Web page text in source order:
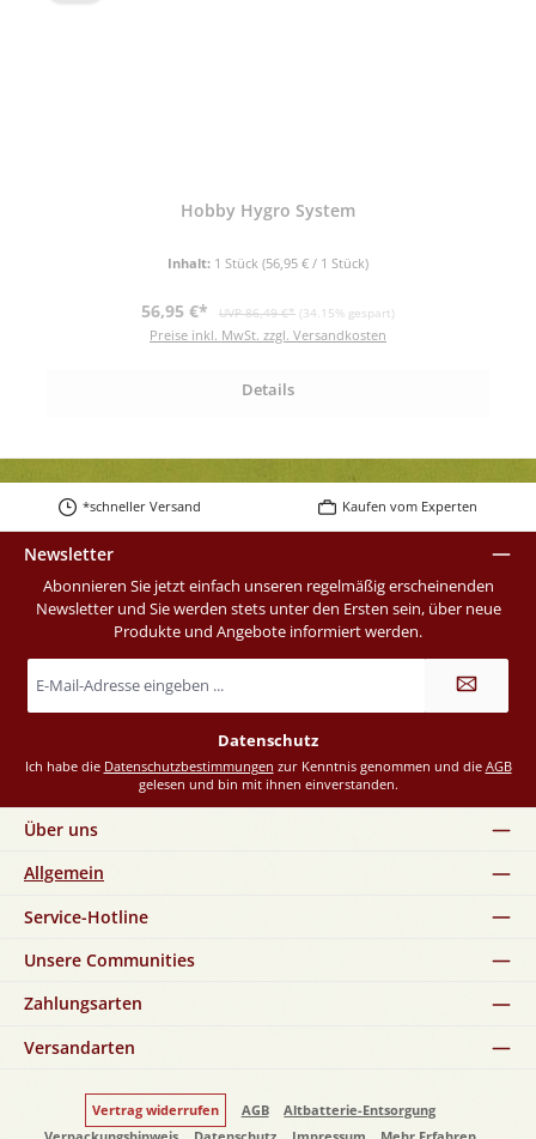
Hobby Hygro System
Inhalt: 1 Stück (56,95 € / 1 Stück)
Verkaufspreis:
56,95 €* Regulärer Preis:
UVP 86,49 €* (34.15% gespart)
Preise inkl. MwSt. zzgl. Versandkosten
Details
*schneller Versand Kaufen vom Experten
Newsletter
Abonnieren Sie jetzt einfach unseren regelmäßig erscheinenden
Newsletter und Sie werden stets unter den Ersten sein, über neue
Produkte und Angebote informiert werden.
E-
Mail-
Datenschutz
Ich habe die Datenschutzbestimmungen zur Kenntnis genommen und die AGB
gelesen und bin mit ihnen einverstanden.
Über uns
Allgemein
Service-Hotline
Unsere Communities
Zahlungsarten
Versandarten
Vertrag widerrufen AGB
Altbatterie-Entsorgung